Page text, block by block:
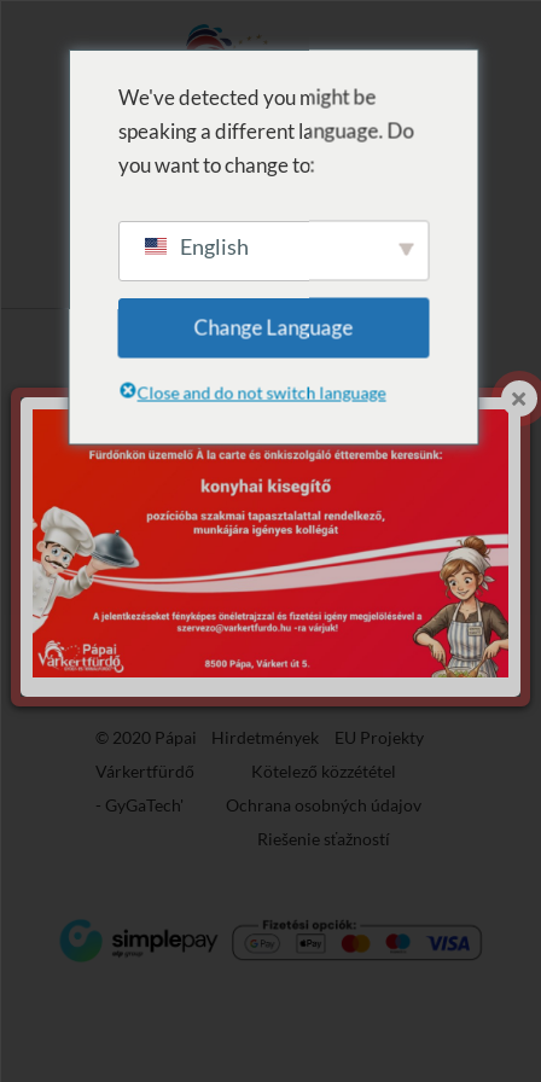
Archive for Tag:
Építőipar
Nothing Found.
Apologies, but no results were found for
the requested archive.
© 2020 Pápai
Várkertfürdő
- GyGaTech'
Hirdetmények
EU Projekty
Kötelező közzététel
Ochrana osobných údajov
Riešenie sťažností
We've detected you might be
speaking a different language. Do
you want to change to:
English
Change Language
Close and do not switch language